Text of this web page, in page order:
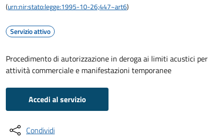
(urn:nir:stato:legge:1995-10-26;447~art6)
Servizio attivo
Procedimento di autorizzazione in deroga ai limiti acustici per
attività commerciale e manifestazioni temporanee
Accedi al servizio
Condividi